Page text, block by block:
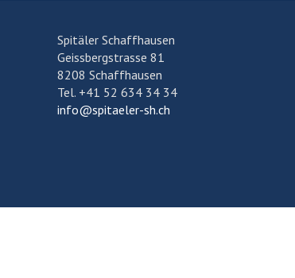
Spitäler Schaffhausen
Geissbergstrasse 81
8208 Schaffhausen
Tel. +41 52 634 34 34
info@spitaeler-sh.ch